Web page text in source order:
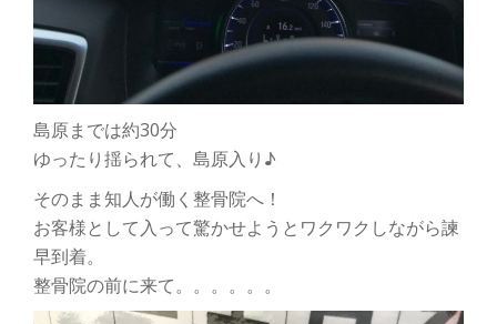
島原までは約30分
ゆったり揺られて、島原入り♪
そのまま知人が働く整骨院へ！
お客様として入って驚かせようとワクワクしながら諫
早到着。
整骨院の前に来て。。。。。。